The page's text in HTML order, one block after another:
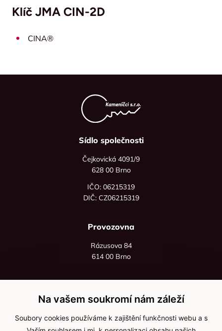
Klíč JMA CIN-2D
CINA®
Sídlo společnosti
Čejkovická 4091/9
628 00 Brno
IČO: 06215319
DIČ: CZ06215319
Provozovna
Rázusova 84
614 00 Brno
+420 736 535 066
Po - pá: 8:00 - 16:00
Na vašem soukromí nám záleží
Soubory cookies používáme k zajištění funkčnosti webu a s